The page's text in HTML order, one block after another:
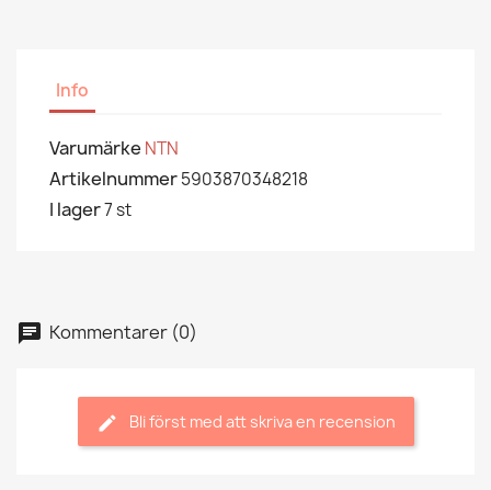
Info
Varumärke NTN
Artikelnummer5903870348218
I lager7 st
Kommentarer (0)
Bli först med att skriva en recension